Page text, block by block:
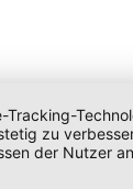
Tracking-
zu
der Nutzer